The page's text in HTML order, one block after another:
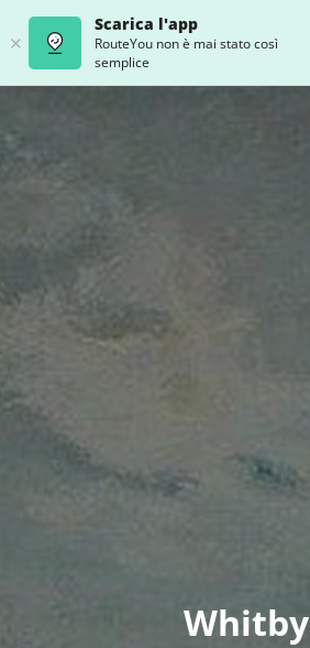
Scarica l'app
RouteYou non è mai stato così
semplice
Whitby